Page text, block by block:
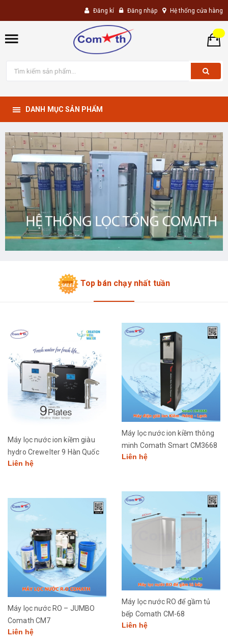
Đăng kí Đăng nhập Hệ thống cửa hàng
DANH MỤC SẢN PHẨM
Top bán chạy nhất tuần
Máy lọc nước ion kiềm giàu
hydro Crewelter 9 Hàn Quốc
Liên hệ
Máy lọc nước RO – JUMBO
Comath CM7
Liên hệ
Máy lọc nước ion kiềm thông
minh Comath Smart CM3668
Liên hệ
Máy lọc nước RO để gầm tủ
bếp Comath CM-68
Liên hệ